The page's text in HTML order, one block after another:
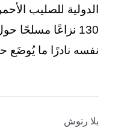
الدولية للصليب
نفسه نادرًا ما يُوضَع
بلا رتوش